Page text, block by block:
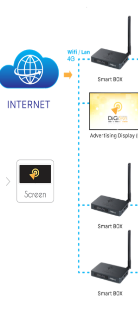
I'm a paragraph. Click here